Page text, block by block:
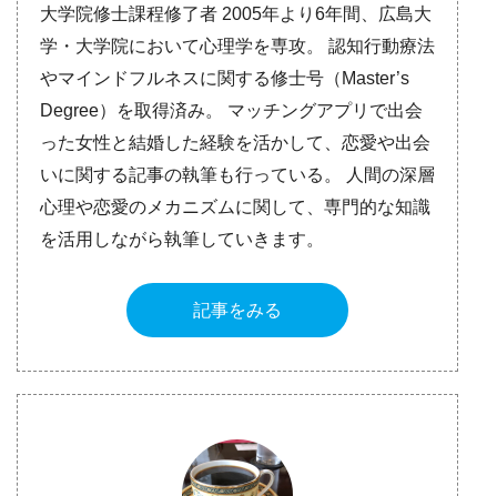
大学院修士課程修了者 2005年より6年間、広島大
学・大学院において心理学を専攻。 認知行動療法
やマインドフルネスに関する修士号（Master’s
Degree）を取得済み。 マッチングアプリで出会
った女性と結婚した経験を活かして、恋愛や出会
いに関する記事の執筆も行っている。 人間の深層
心理や恋愛のメカニズムに関して、専門的な知識
を活用しながら執筆していきます。
記事をみる